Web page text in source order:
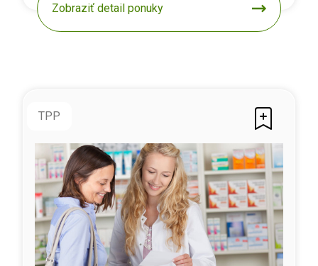
Zobraziť detail ponuky
TPP